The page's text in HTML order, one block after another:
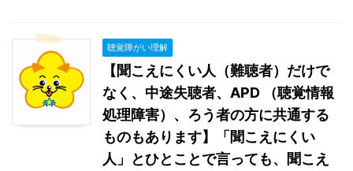
聴覚障がい理解
【聞こえにくい人（難聴者）だけで
なく、中途失聴者、APD （聴覚情報
処理障害）、ろう者の方に共通する
ものもあります】「聞こえにくい
人」とひとことで言っても、聞こえ